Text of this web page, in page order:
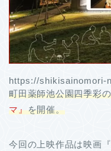
https://shikisainomori-
町田薬師池公園四季彩
マ』を開催。
今回の上映作品は映画